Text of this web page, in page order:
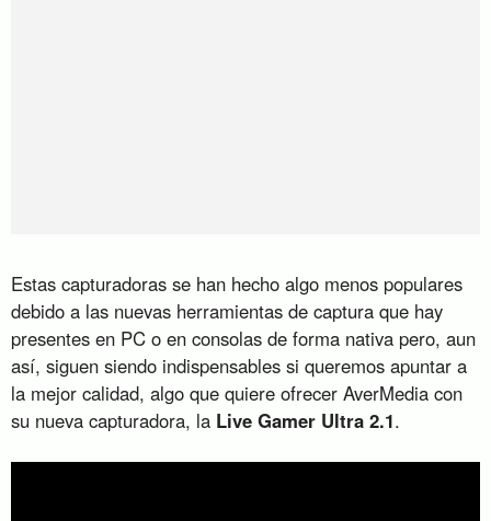
Estas capturadoras se han hecho algo menos populares
debido a las nuevas herramientas de captura que hay
presentes en PC o en consolas de forma nativa pero, aun
así, siguen siendo indispensables si queremos apuntar a
la mejor calidad, algo que quiere ofrecer AverMedia con
su nueva capturadora, la Live Gamer Ultra 2.1.